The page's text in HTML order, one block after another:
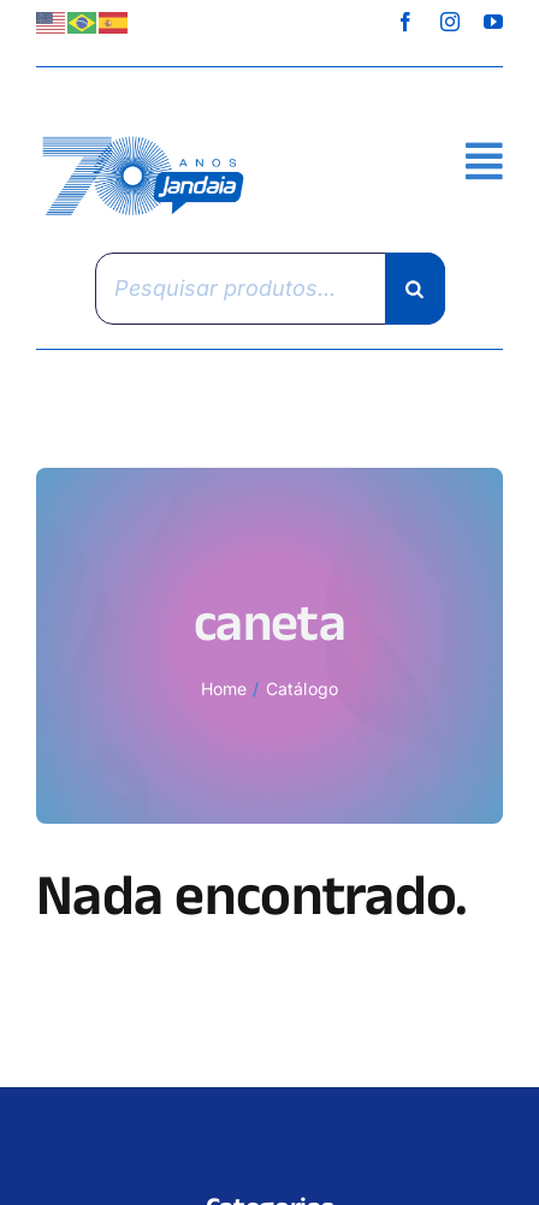
Skip
Pesquisar
produtos
caneta
Home Catálogo
Nada encontrado.